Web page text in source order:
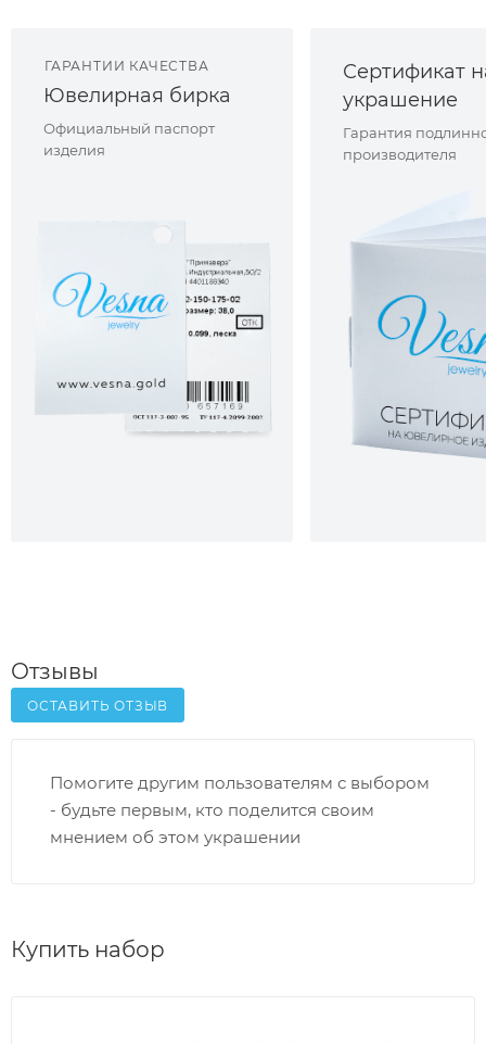
ГАРАНТИИ КАЧЕСТВА
Ювелирная бирка
Официальный паспорт
изделия
Сертификат
украшение
Гарантия
производителя
Отзывы
ОСТАВИТЬ ОТЗЫВ
Помогите другим пользователям с выбором
- будьте первым, кто поделится своим
мнением об этом украшении
Купить набор